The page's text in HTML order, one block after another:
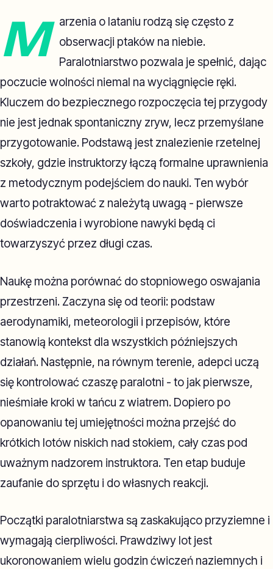
M
arzenia o lataniu rodzą się często z
obserwacji ptaków na niebie.
Paralotniarstwo pozwala je spełnić, dając
poczucie wolności niemal na wyciągnięcie ręki.
Kluczem do bezpiecznego rozpoczęcia tej przygody
nie jest jednak spontaniczny zryw, lecz przemyślane
przygotowanie. Podstawą jest znalezienie rzetelnej
szkoły, gdzie instruktorzy łączą formalne uprawnienia
z metodycznym podejściem do nauki. Ten wybór
warto potraktować z należytą uwagą - pierwsze
doświadczenia i wyrobione nawyki będą ci
towarzyszyć przez długi czas.
Naukę można porównać do stopniowego oswajania
przestrzeni. Zaczyna się od teorii: podstaw
aerodynamiki, meteorologii i przepisów, które
stanowią kontekst dla wszystkich późniejszych
działań. Następnie, na równym terenie, adepci uczą
się kontrolować czaszę paralotni - to jak pierwsze,
nieśmiałe kroki w tańcu z wiatrem. Dopiero po
opanowaniu tej umiejętności można przejść do
krótkich lotów niskich nad stokiem, cały czas pod
uważnym nadzorem instruktora. Ten etap buduje
zaufanie do sprzętu i do własnych reakcji.
Początki paralotniarstwa są zaskakująco przyziemne i
wymagają cierpliwości. Prawdziwy lot jest
ukoronowaniem wielu godzin ćwiczeń naziemnych i